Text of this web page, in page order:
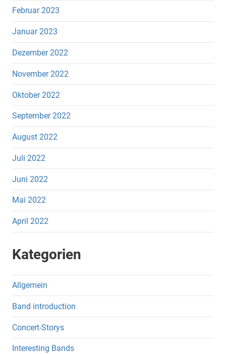
Februar 2023
Januar 2023
Dezember 2022
November 2022
Oktober 2022
September 2022
August 2022
Juli 2022
Juni 2022
Mai 2022
April 2022
Kategorien
Allgemein
Band introduction
Concert-Storys
Interesting Bands